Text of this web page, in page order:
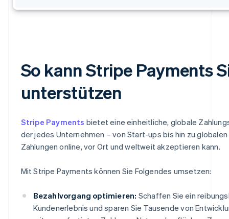
So kann Stripe Payments
unterstützen
Stripe Payments bietet eine einheitliche, globale
der jedes Unternehmen – von Start-ups bis hin zu
Zahlungen online, vor Ort und weltweit akzeptieren kann.
Mit Stripe Payments können Sie Folgendes umsetzen:
Bezahlvorgang optimieren: Schaffen Sie ein
Kundenerlebnis und sparen Sie Tausende von